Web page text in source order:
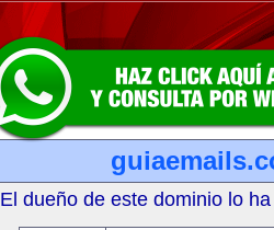
El dueño de este dominio lo